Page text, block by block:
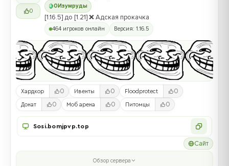
0
0 Изумруды
[1.16.5] до [1.21] ❌ Адская прокачка
464 игроков онлайн Версия: 1.16.5
Хардкор 0 Ивенты 0 Floodprotect 0
Донат 0 Моб арена 0 Питомцы 0
Sosi.bomjpvp.top
Сайт
Обзор сервера